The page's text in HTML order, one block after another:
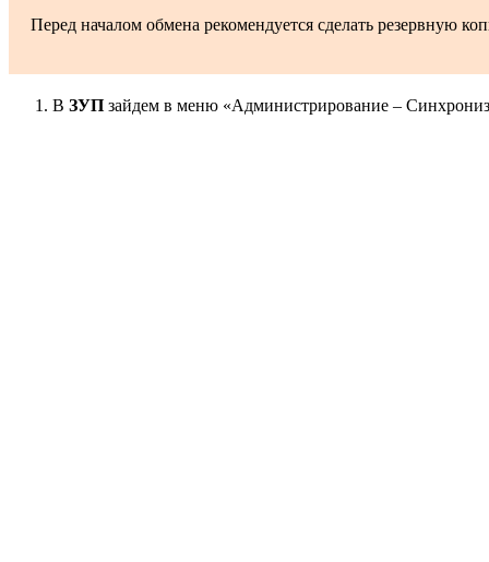
Перед началом обмена рекомендуется сделать резервную
В ЗУП зайдем в меню «Администрирование –